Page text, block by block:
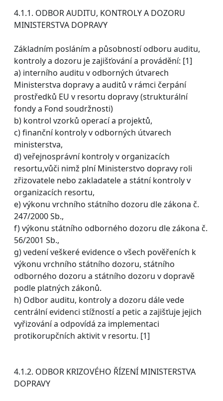
4.1.1. ODBOR AUDITU, KONTROLY A DOZORU
MINISTERSTVA DOPRAVY
Základním posláním a působností odboru auditu,
kontroly a dozoru je zajišťování a provádění: [1]
a) interního auditu v odborných útvarech
Ministerstva dopravy a auditů v rámci čerpání
prostředků EU v resortu dopravy (strukturální
fondy a Fond soudržnosti)
b) kontrol vzorků operací a projektů,
c) finanční kontroly v odborných útvarech
ministerstva,
d) veřejnosprávní kontroly v organizacích
resortu,vůči nimž plní Ministerstvo dopravy roli
zřizovatele nebo zakladatele a státní kontroly v
organizacích resortu,
e) výkonu vrchního státního dozoru dle zákona č.
247/2000 Sb.,
f) výkonu státního odborného dozoru dle zákona č.
56/2001 Sb.,
g) vedení veškeré evidence o všech pověřeních k
výkonu vrchního státního dozoru, státního
odborného dozoru a státního dozoru v dopravě
podle platných zákonů.
h) Odbor auditu, kontroly a dozoru dále vede
centrální evidenci stížností a petic a zajišťuje jejich
vyřizování a odpovídá za implementaci
protikorupčních aktivit v resortu. [1]
4.1.2. ODBOR KRIZOVÉHO ŘÍZENÍ MINISTERSTVA
DOPRAVY